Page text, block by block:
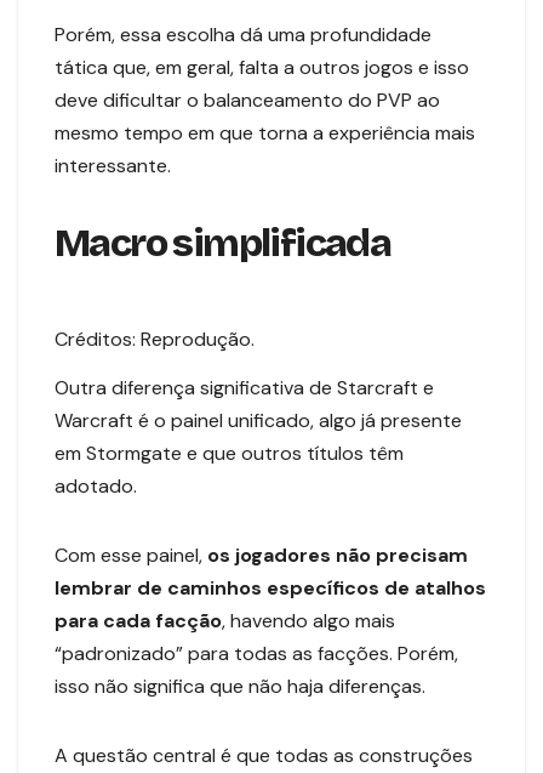
Porém, essa escolha dá uma profundidade
tática que, em geral, falta a outros jogos e isso
deve dificultar o balanceamento do PVP ao
mesmo tempo em que torna a experiência mais
interessante.
Macro simplificada
Créditos: Reprodução.
Outra diferença significativa de Starcraft e
Warcraft é o painel unificado, algo já presente
em Stormgate e que outros títulos têm
adotado.
Com esse painel, os jogadores não precisam
lembrar de caminhos específicos de atalhos
para cada facção, havendo algo mais
“padronizado” para todas as facções. Porém,
isso não significa que não haja diferenças.
A questão central é que todas as construções